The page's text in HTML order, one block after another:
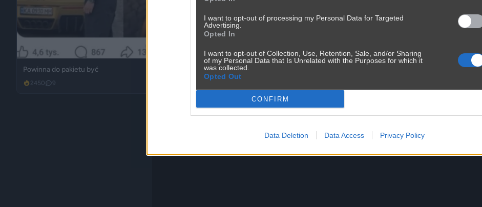
I want to opt-out of processing my Personal Data for Targeted
Advertising.
Opted In
I want to opt-out of Collection, Use, Retention, Sale, and/or Sharing
of my Personal Data that Is Unrelated with the Purposes for which it
was collected.
Opted Out
CONFIRM
Data Deletion Data Access Privacy Policy
Powinna do pakietu być
2450 9 Inne